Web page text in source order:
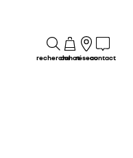
rechercheachatréseaucontact